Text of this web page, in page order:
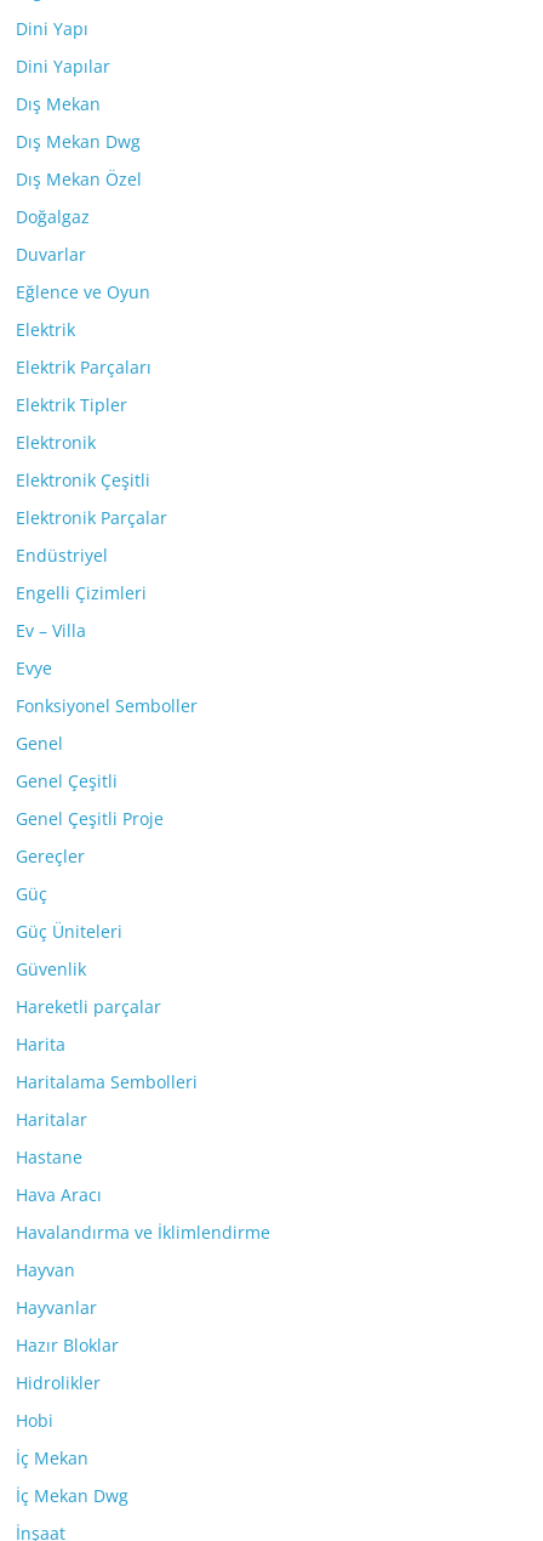
Dini Yapı
Dini Yapılar
Dış Mekan
Dış Mekan Dwg
Dış Mekan Özel
Doğalgaz
Duvarlar
Eğlence ve Oyun
Elektrik
Elektrik Parçaları
Elektrik Tipler
Elektronik
Elektronik Çeşitli
Elektronik Parçalar
Endüstriyel
Engelli Çizimleri
Ev – Villa
Evye
Fonksiyonel Semboller
Genel
Genel Çeşitli
Genel Çeşitli Proje
Gereçler
Güç
Güç Üniteleri
Güvenlik
Hareketli parçalar
Harita
Haritalama Sembolleri
Haritalar
Hastane
Hava Aracı
Havalandırma ve İklimlendirme
Hayvan
Hayvanlar
Hazır Bloklar
Hidrolikler
Hobi
İç Mekan
İç Mekan Dwg
İnşaat